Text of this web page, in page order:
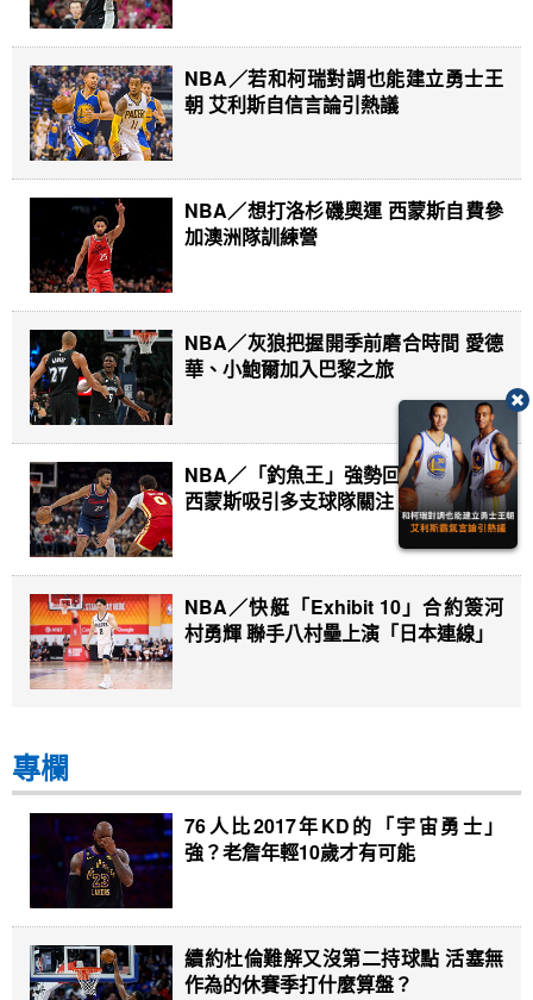
NBA／若和柯瑞對調也能建立勇士王
朝 艾利斯自信言論引熱議
NBA／想打洛杉磯奧運 西蒙斯自費參
加澳洲隊訓練營
NBA／灰狼把握開季前磨合時間 愛德
華、小鮑爾加入巴黎之旅
NBA／「釣魚王」強勢回歸？ 美媒曝
西蒙斯吸引多支球隊關注
NBA／快艇「Exhibit 10」合約簽河
村勇輝 聯手八村壘上演「日本連線」
專欄
76人比2017年KD的「宇宙勇士」
強？老詹年輕10歲才有可能
續約杜倫難解又沒第二持球點 活塞無
作為的休賽季打什麼算盤？